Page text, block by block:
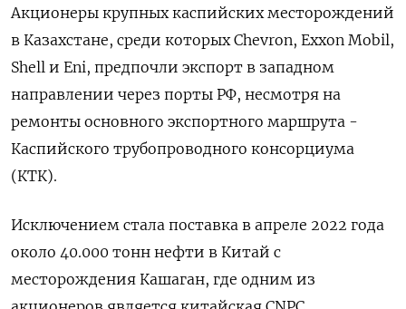
Акционеры крупных каспийских месторождений
в Казахстане, среди которых Chevron, Exxon Mobil,
Shell и Eni, предпочли экспорт в западном
направлении через порты РФ, несмотря на
ремонты основного экспортного маршрута -
Каспийского трубопроводного консорциума
(КТК).
Исключением стала поставка в апреле 2022 года
около 40.000 тонн нефти в Китай с
месторождения Кашаган, где одним из